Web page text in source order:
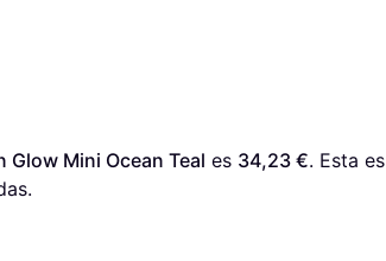
Glow Mini Ocean Teal es 34,23 €. Esta es